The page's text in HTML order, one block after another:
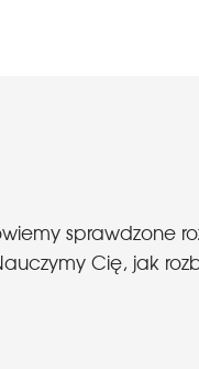
sprawdzone
Cię, jak